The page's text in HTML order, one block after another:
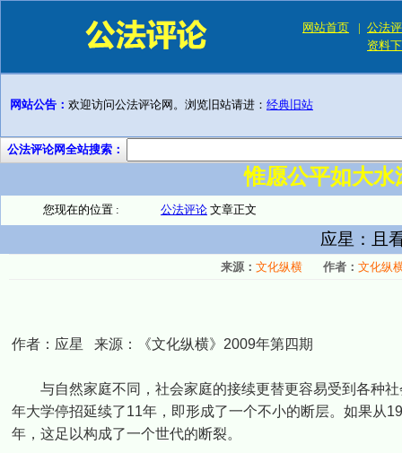
网站首页 | 公法
资料
网站公告： 欢迎访问公法评论网。浏览旧站请进： 经典旧站
公法评论网全站搜索：
惟愿公平如大
您现在的位置 : 公法评论 文章正文
应星：且
来源： 文化纵横 作者： 文化纵
作者：应星 来源：《文化纵横》2009年第四期
与自然家庭不同，社会家庭的接续更替更容易受到各种社
年大学停招延续了11年，即形成了一个不小的断层。如果从
年，这足以构成了一个世代的断裂。